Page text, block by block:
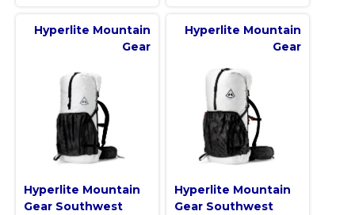
Hyperlite Mountain
Gear
Hyperlite Mountain
Gear Southwest
Hyperlite Mountain
Gear
Hyperlite Mountain
Gear Southwest